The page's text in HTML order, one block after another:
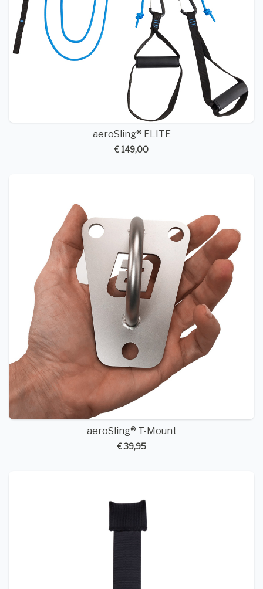
aeroSling® ELITE
€ 149,00
aeroSling® T-Mount
€ 39,95